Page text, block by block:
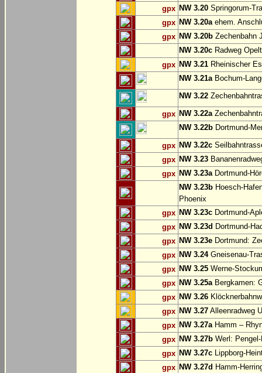
gpx NW 3.20 Springorum-
gpx NW 3.20aehem.
gpx NW 3.20b Zechenbahn
NW 3.20c Radweg
gpx NW 3.21 Rheinischer
NW 3.21aBochum-
NW 3.22
gpx NW 3.22a
NW 3.22b Dortmund-
gpx NW 3.22c
gpx NW 3.23
gpx NW 3.23aDortmund-
NW 3.23b Hoesch-
Phoenix
gpx NW 3.23c Dortmund-
gpx NW 3.23d Dortmund-
gpx NW 3.23e Dortmund:
gpx NW 3.24Gneisenau-
gpx NW 3.25 Werne-
gpx NW 3.25aBergkamen:
gpx NW 3.26
gpx NW 3.27 Alleenradweg
gpx NW 3.27aHamm –
gpx NW 3.27b Werl:
gpx NW 3.27c Lippborg-
gpx NW 3.27d Hamm-